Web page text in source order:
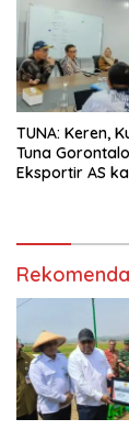
TUNA: Keren,
Tuna
Eksportir AS